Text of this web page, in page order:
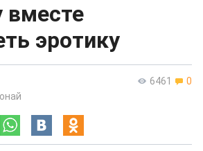
вместе
эротику
6461 0